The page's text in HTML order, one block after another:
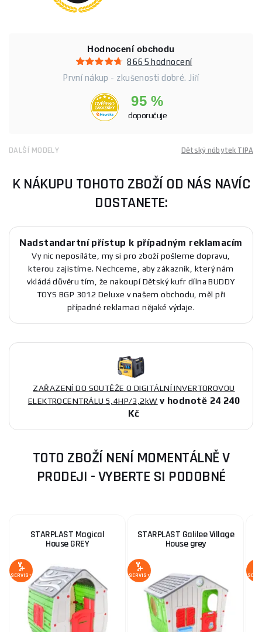
Hodnocení obchodu
8665 hodnocení
První nákup - zkušenosti dobré. Jiří
95 %
doporučuje
DALŠÍ MODELY Dětský nábytek TIPA
K NÁKUPU TOHOTO ZBOŽÍ OD NÁS NAVÍC
DOSTANETE:
Nadstandartní přístup k případným reklamacím
Vy nic neposíláte, my si pro zboží pošleme dopravu,
kterou zajistíme. Nechceme, aby zákazník, který nám
vkládá důvěru tím, že nakoupí Dětský kufr dílna BUDDY
TOYS BGP 3012 Deluxe v našem obchodu, měl při
případné reklamaci nějaké výdaje.
ZAŘAZENÍ DO SOUTĚŽE O DIGITÁLNÍ INVERTOROVOU
ELEKTROCENTRÁLU 5,4HP/3,2kW v hodnotě 24 240
Kč
TOTO ZBOŽÍ NENÍ MOMENTÁLNĚ V
PRODEJI - VYBERTE SI PODOBNÉ
STARPLAST Magical
House GREY
SERVIS+
STARPLAST Galilee Village
House grey
SERVIS+